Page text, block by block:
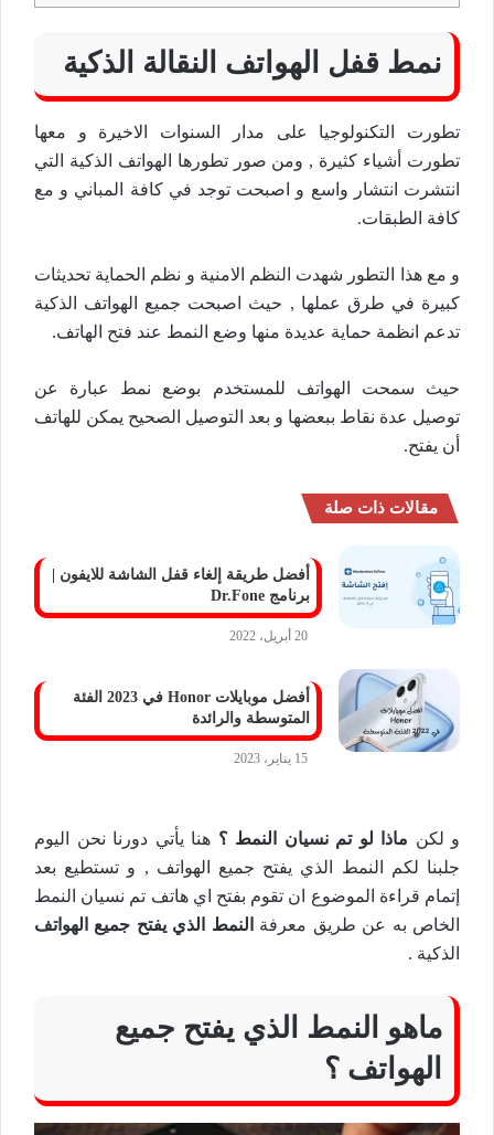
نمط قفل الهواتف النقالة الذكية
تطورت التكنولوجيا على مدار السنوات الاخيرة و معها
تطورت أشياء كثيرة , ومن صور تطورها الهواتف الذكية التي
انتشرت انتشار واسع و اصبحت توجد في كافة المباني و مع
كافة الطبقات.
و مع هذا التطور شهدت النظم الامنية و نظم الحماية تحديثات
كبيرة في طرق عملها , حيث اصبحت جميع الهواتف الذكية
تدعم انظمة حماية عديدة منها وضع النمط عند فتح الهاتف.
حيث سمحت الهواتف للمستخدم بوضع نمط عبارة عن
توصيل عدة نقاط ببعضها و بعد التوصيل الصحيح يمكن للهاتف
أن يفتح.
مقالات ذات صلة
أفضل طريقة إلغاء قفل الشاشة للايفون |
برنامج Dr.Fone
20 أبريل، 2022
أفضل موبايلات Honor في 2023 الفئة
المتوسطة والرائدة
15 يناير، 2023
و لكن ماذا لو تم نسيان النمط ؟ هنا يأتي دورنا نحن اليوم
جلبنا لكم النمط الذي يفتح جميع الهواتف , و تستطيع بعد
إتمام قراءة الموضوع ان تقوم بفتح اي هاتف تم نسيان النمط
الخاص به عن طريق معرفة
النمط الذي يفتح جميع الهواتف
الذكية .
ماهو النمط الذي يفتح جميع
الهواتف ؟